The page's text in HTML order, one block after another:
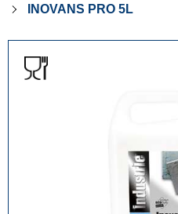
INOVANS PRO 5L